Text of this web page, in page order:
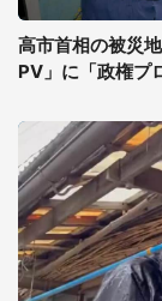
高市首相の被災
PV」に「政権プ